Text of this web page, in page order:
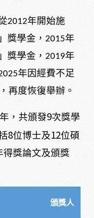
2012年開始施
獎學金， 2015年
獎學金， 2019年
年因經費不足
再度恢復舉辦。
年，共頒發9次獎學
8位博士及12位碩
得獎論文及頒獎
頒獎人